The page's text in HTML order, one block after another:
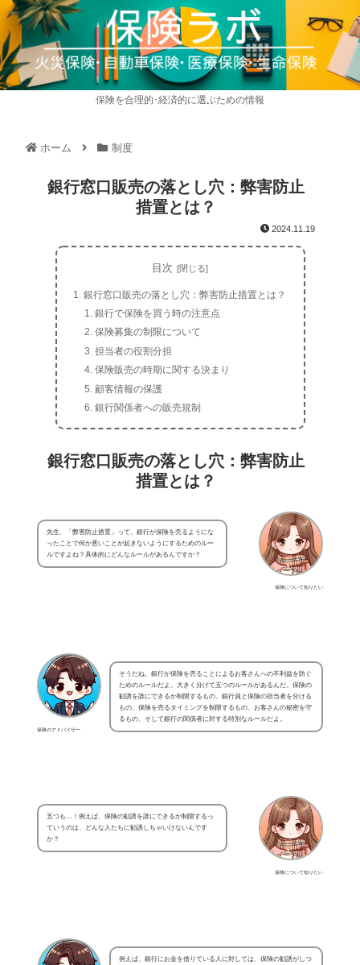
保険を合理的･経済的に選ぶための情報
ホーム 制度
銀行窓口販売の落とし穴：弊害防止
措置とは？
2024.11.19
目次
銀行窓口販売の落とし穴：弊害防止措置とは？
銀行で保険を買う時の注意点
保険募集の制限について
担当者の役割分担
保険販売の時期に関する決まり
顧客情報の保護
銀行関係者への販売規制
銀行窓口販売の落とし穴：弊害防止
措置とは？
保険について知りたい
先生、「弊害防止措置」って、銀行が保険を売るようにな
ったことで何か悪いことが起きないようにするためのルー
ルですよね？具体的にどんなルールがあるんですか？
保険のアドバイザー
そうだね。銀行が保険を売ることによるお客さんへの不利益を防ぐ
ためのルールだよ。大きく分けて五つのルールがあるんだ。保険の
勧誘を誰にできるか制限するもの、銀行員と保険の担当者を分ける
もの、保険を売るタイミングを制限するもの、お客さんの秘密を守
るもの、そして銀行の関係者に対する特別なルールだよ。
保険について知りたい
五つも…！例えば、保険の勧誘を誰にできるか制限するっ
ていうのは、どんな人たちに勧誘しちゃいけないんです
か？
例えば、銀行にお金を借りている人に対しては、保険の勧誘がしつ